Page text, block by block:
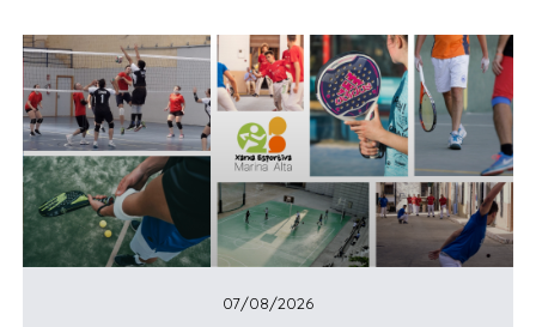
07/08/2026